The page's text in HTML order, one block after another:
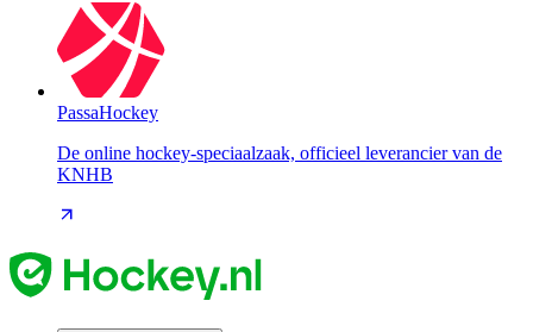
PassaHockey
De online hockey-speciaalzaak, officieel leverancier van de
KNHB